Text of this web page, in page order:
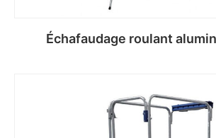
Échafaudage roulant